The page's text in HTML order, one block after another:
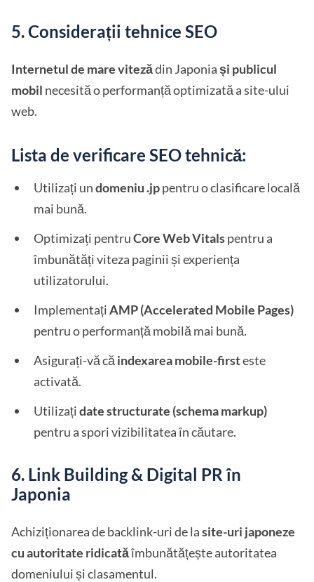
5. Considerații tehnice SEO
Internetul de mare vitezădin Japoniași publicul
mobil necesită o performanță optimizată a site-ului
web.
Lista de verificare SEO tehnică:
Utilizați undomeniu .jppentru o clasificare locală
mai bună.
Optimizați pentruCore Web Vitalspentru a
îmbunătăți viteza paginii și experiența
utilizatorului.
ImplementațiAMP (Accelerated Mobile Pages)
pentru o performanță mobilă mai bună.
Asigurați-vă că indexarea mobile-firsteste
activată.
Utilizațidate structurate (schema markup)
pentru a spori vizibilitatea în căutare.
6. Link Building & Digital PR în
Japonia
Achiziționarea de backlink-uri de lasite-uri japoneze
cu autoritate ridicatăîmbunătățește autoritatea
domeniului și clasamentul.